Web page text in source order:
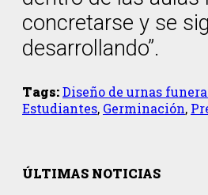
concretarse y se
desarrollando”.
Tags:Diseño de urnas
Estudiantes, Germinación,
ÚLTIMAS NOTICIAS